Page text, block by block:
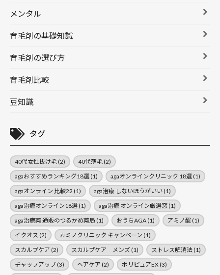
メンタル
育毛剤の基礎知識
育毛剤の選び方
育毛剤比較
豆知識
タグ
40代女性抜け毛(2) 40代薄毛(2)
agaおすすめランキング18選(1) agaオンラインクリニック 18選(1)
agaオンライン 比較22 (1) aga治療 しないほうがいい(1)
aga治療オンライン18選(1) aga治療 オンライン厳選窓(1)
aga治療薬 通販のつるかめ薬局 (1) おうちAGA(1) アミノ酸(1)
イクオス (2) カミノクリニック キャンペーン (1)
スカルプケア (2) スカルプケア メンズ(1) ストレス解消法(1)
チャップアップ(3) ヘアケア (2) ポリピュアEX(3)